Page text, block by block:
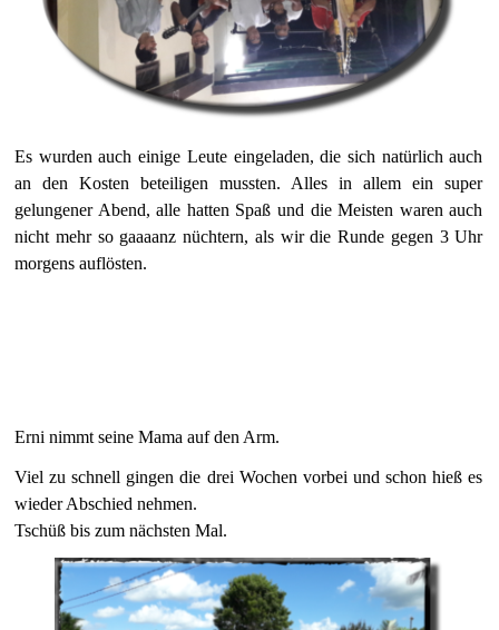
Es wurden auch einige Leute eingeladen, die sich natürlich auch
an den Kosten beteiligen mussten. Alles in allem ein super
gelungener Abend, alle hatten Spaß und die Meisten waren auch
nicht mehr so gaaaanz nüchtern, als wir die Runde gegen 3 Uhr
morgens auflösten.
Erni nimmt seine Mama auf den Arm.
Viel zu schnell gingen die drei Wochen vorbei und schon hieß es
wieder Abschied nehmen.
Tschüß bis zum nächsten Mal.